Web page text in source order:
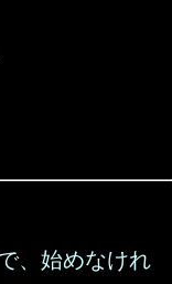
、始めなけれ